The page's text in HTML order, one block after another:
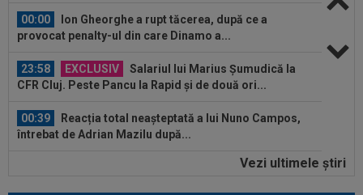
00:00
Ion Gheorghe a rupt tăcerea, după ce a
provocat penalty-ul din care Dinamo a...
23:58 EXCLUSIV
Salariul lui Marius Șumudică la
CFR Cluj. Peste Pancu la Rapid și de două ori...
00:39
Reacția total neașteptată a lui Nuno Campos,
întrebat de Adrian Mazilu după...
Florin Pîrvu a surprins pe toată lumea, dupăVezi ultimele ştiri